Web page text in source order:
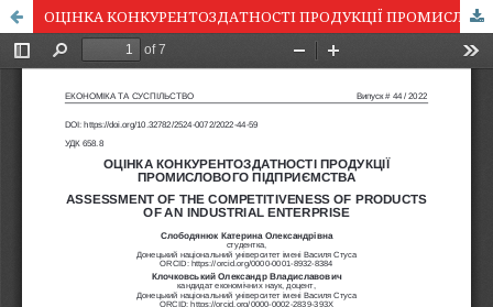
ОЦІНКА КОНКУРЕНТОЗДАТНОСТІ ПРОДУКЦІЇ ПРОМИСЛОВОГО ПІДПРИЄМСТВА